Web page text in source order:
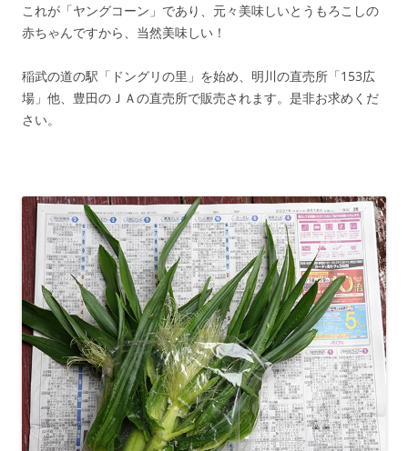
これが「ヤングコーン」であり、元々美味しいとうもろこしの
赤ちゃんですから、当然美味しい！
稲武の道の駅「ドングリの里」を始め、明川の直売所「153広
場」他、豊田のＪＡの直売所で販売されます。是非お求めくだ
さい。